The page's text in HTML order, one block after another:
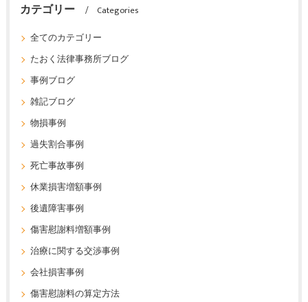
カテゴリー
Categories
全てのカテゴリー
たおく法律事務所ブログ
事例ブログ
雑記ブログ
物損事例
過失割合事例
死亡事故事例
休業損害増額事例
後遺障害事例
傷害慰謝料増額事例
治療に関する交渉事例
会社損害事例
傷害慰謝料の算定方法